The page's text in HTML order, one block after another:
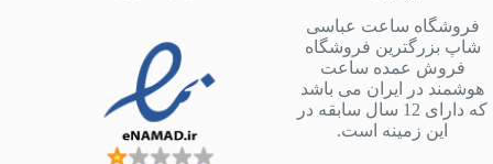
فروشگاه ساعت عباسی
شاپ بزرگترین فروشگاه
فروش عمده ساعت
هوشمند در ایران می باشد
که دارای 12 سال سابقه در
این زمینه است.